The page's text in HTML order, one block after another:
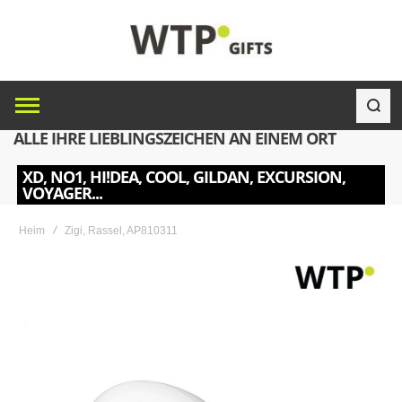
ALLE IHRE LIEBLINGSZEICHEN AN EINEM ORT
XD, NO1, HI!DEA, COOL, GILDAN, EXCURSION,
VOYAGER...
Heim Zigi, Rassel, AP810311